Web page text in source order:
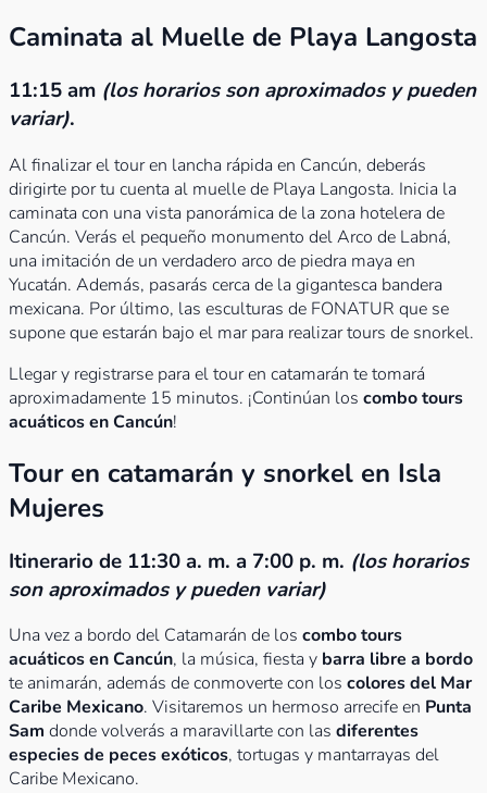
Caminata al Muelle de Playa Langosta
11:15 am (los horarios son aproximados y pueden
variar).
Al finalizar el tour en lancha rápida en Cancún, deberás
dirigirte por tu cuenta al muelle de Playa Langosta. Inicia la
caminata con una vista panorámica de la zona hotelera de
Cancún. Verás el pequeño monumento del Arco de Labná,
una imitación de un verdadero arco de piedra maya en
Yucatán. Además, pasarás cerca de la gigantesca bandera
mexicana. Por último, las esculturas de FONATUR que se
supone que estarán bajo el mar para realizar tours de snorkel.
Llegar y registrarse para el tour en catamarán te tomará
aproximadamente 15 minutos. ¡Continúan los combo tours
acuáticos en Cancún!
Tour en catamarán y snorkel en Isla
Mujeres
Itinerario de 11:30 a. m. a 7:00 p. m. (los horarios
son aproximados y pueden variar)
Una vez a bordo del Catamarán de los combo tours
acuáticos en Cancún, la música, fiesta y barra libre a bordo
te animarán, además de conmoverte con los colores del Mar
Caribe Mexicano. Visitaremos un hermoso arrecife en Punta
Sam donde volverás a maravillarte con las diferentes
especies de peces exóticos, tortugas y mantarrayas del
Caribe Mexicano.